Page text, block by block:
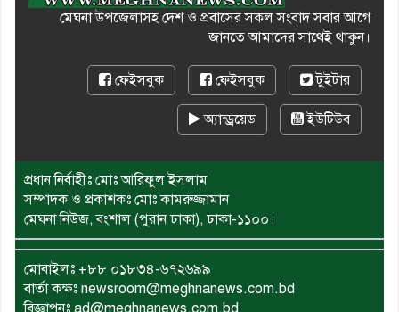
মেঘনা উপজেলাসহ দেশ ও প্রবাসের সকল সংবাদ সবার আগে
জানতে আমাদের সাথেই থাকুন।
ফেইসবুক ফেইসবুক টুইটার
অ্যান্ড্রয়েড ইউটিউব
প্রধান নির্বাহীঃ মোঃ আরিফুল ইসলাম
সম্পাদক ও প্রকাশকঃ মোঃ কামরুজ্জামান
মেঘনা নিউজ, বংশাল (পুরান ঢাকা), ঢাকা-১১০০।
মোবাইলঃ +৮৮ ০১৮৩৪-৬৭২৬৯৯
বার্তা কক্ষঃ newsroom@meghnanews.com.bd